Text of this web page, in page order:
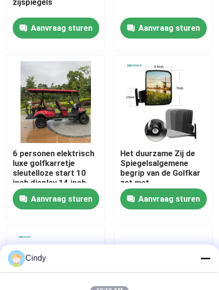
Huis
Producten
Fabrieksreis
Kwaliteitscontrole
Contact de V.S.
Nieuws
Het Wieldekking van de golfkar
Het Dashboard van de golfkar
zijspiegels
Aanvraag sturen Aanvraag sturen
6 personen elektrisch
luxe golfkarretje
sleutelloze start 10
inch display 14 inch
wielen
Aanvraag sturen
Het duurzame Zij de
Spiegelsalgemene
begrip van de Golfkar
zet met
Richtingaanwijzer0.9kg
Gewicht op
Aanvraag sturen
Cindy